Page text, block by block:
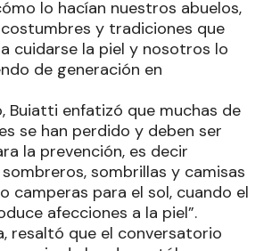
lo hacían nuestros abuelos,
y tradiciones que
cuidarse la piel y nosotros lo
de generación en
Buiatti enfatizó que muchas de
se han perdido y deben ser
la prevención, es decir
sombrillas y camisas
camperas para el sol, cuando el
afecciones a la piel”.
resaltó que el conversatorio